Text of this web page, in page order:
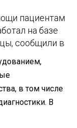
пациентам
на базе
сообщили в
в том числе
В